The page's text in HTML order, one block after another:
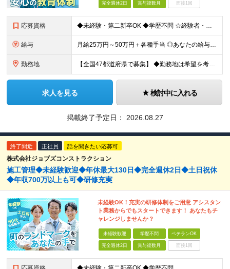
完全週休2日 賞与複数月 面接1回
応募資格 ◆未経験・第二新卒OK ◆学歴不問 ☆経験者・下記、資格保有者歓迎します。
給与 月給25万円～50万円＋各種手当 ◎あなたの給与は、これまでの経験や能力を考慮の上、決定します！ ◎待遇条件の詳細は面接でご相談ください。 ◎残業代は全額別途支給します ★前職給与を考慮します！
勤務地 【全国47都道府県で募集】 ◆勤務地は希望を考慮 ◆転勤なし ◆U・I・Jターン歓迎！ ◆基本直行直帰 ＼積極採用中／ 関東：東京都、神奈川県、埼玉県、千葉県 北陸：富山県、石川県、福井県 東海：愛
求人を見る 検討中に入れる
掲載終了予定日： 2026.08.27
終了間近 正社員 話を聞きたい応募可
株式会社ジョブズコンストラクション
施工管理◆未経験歓迎◆年休最大130日◆完全週休2日◆土日祝休
◆年収700万以上も可◆研修充実
未経験OK！充実の研修体制をご用意 アシスタン
ト業務からでもスタートできます！ あなたもチ
ャレンジしませんか？
未経験歓迎 学歴不問 ベテランOK
完全週休2日 賞与複数月 面接1回